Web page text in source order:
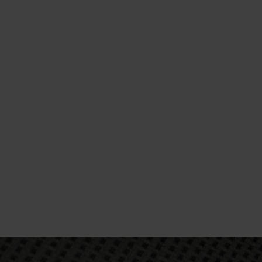
-10°